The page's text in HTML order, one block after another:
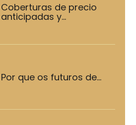
Coberturas de precio
anticipadas y...
Por que os futuros de...